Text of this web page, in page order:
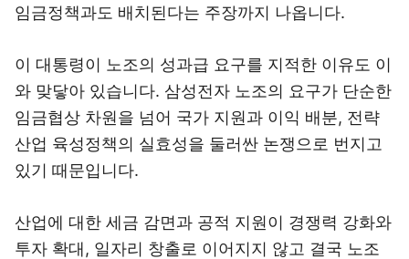
임금정책과도 배치된다는 주장까지 나옵니다.
이 대통령이 노조의 성과급 요구를 지적한 이유도 이
와 맞닿아 있습니다. 삼성전자 노조의 요구가 단순한
임금협상 차원을 넘어 국가 지원과 이익 배분, 전략
산업 육성정책의 실효성을 둘러싼 논쟁으로 번지고
있기 때문입니다.
산업에 대한 세금 감면과 공적 지원이 경쟁력 강화와
투자 확대, 일자리 창출로 이어지지 않고 결국 노조